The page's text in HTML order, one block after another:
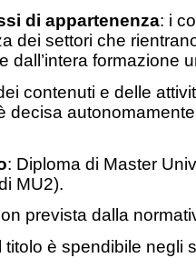
di appartenenza: i
dei settori che
dall’intera formazione
contenuti e delle
decisa
: Diploma di Master
MU2).
prevista dalla
titolo è spendibile negli